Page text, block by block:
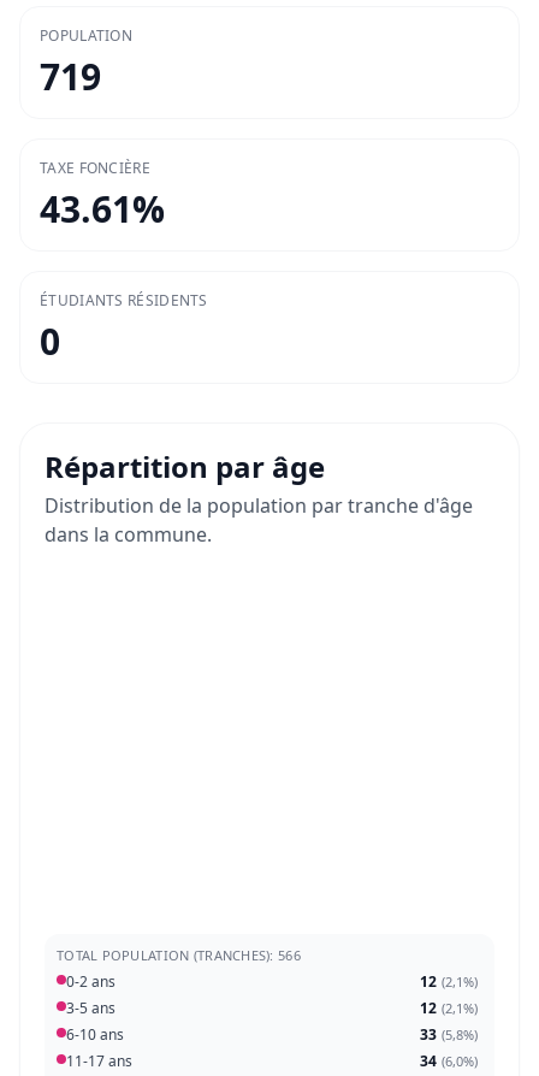
POPULATION
719
TAXE FONCIÈRE
43.61%
ÉTUDIANTS RÉSIDENTS
0
Répartition par âge
Distribution de la population par tranche d'âge
dans la commune.
TOTAL POPULATION (TRANCHES): 566
0-2 ans 12 (2,1%)
3-5 ans 12 (2,1%)
6-10 ans 33 (5,8%)
11-17 ans 34 (6,0%)